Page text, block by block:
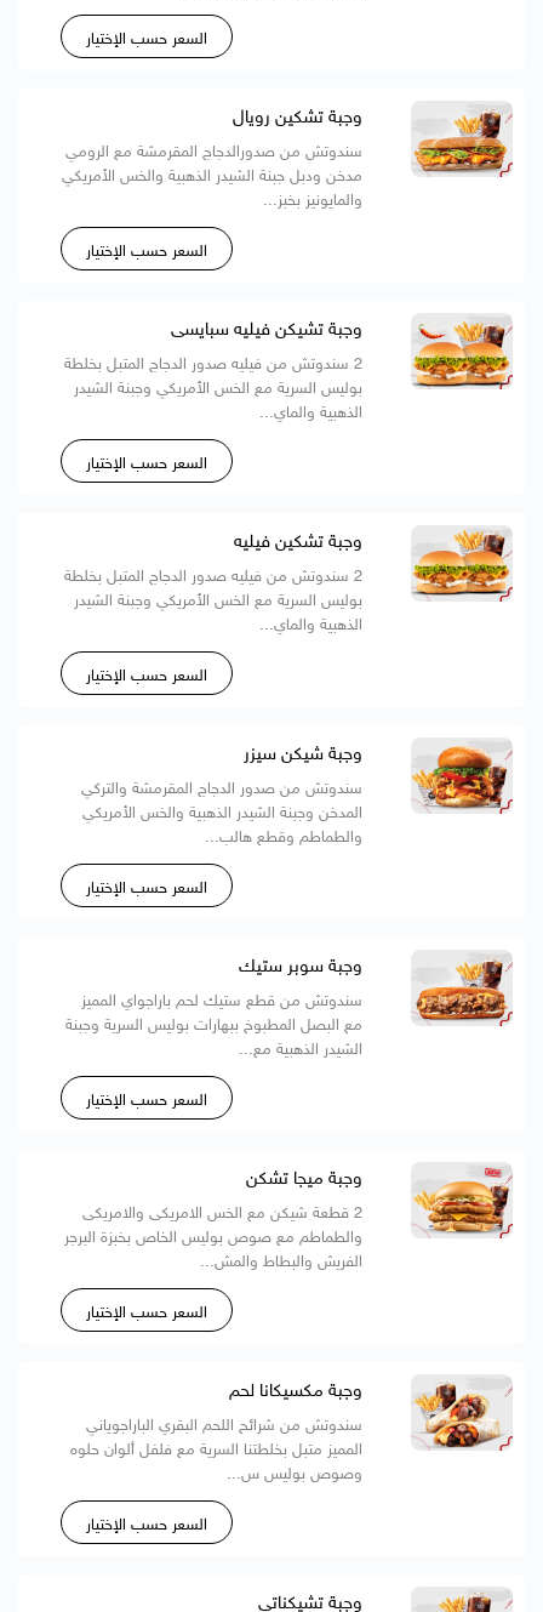
السعر حسب الإختيار
وجبة تشكين رويال
سندوتش من صدورالدجاج المقرمشة مع الرومي
مدخن ودبل جبنة الشيدر الذهبية والخس الأمريكي
والمايونيز بخبز...
السعر حسب الإختيار
وجبة تشيكن فيليه سبايسى
2 سندوتش من فيليه صدور الدجاج المتبل بخلطة
بوليس السرية مع الخس الأمريكي وجبنة الشيدر
الذهبية والماي...
السعر حسب الإختيار
وجبة تشكين فيليه
2 سندوتش من فيليه صدور الدجاج المتبل بخلطة
بوليس السرية مع الخس الأمريكي وجبنة الشيدر
الذهبية والماي...
السعر حسب الإختيار
وجبة شيكن سيزر
سندوتش من صدور الدجاج المقرمشة والتركي
المدخن وجبنة الشيدر الذهبية والخس الأمريكي
والطماطم وقطع هالب...
السعر حسب الإختيار
وجبة سوبر ستيك
سندوتش من قطع ستيك لحم باراجواي المميز
مع البصل المطبوخ ببهارات بوليس السرية وجبنة
الشيدر الذهبية مع...
السعر حسب الإختيار
وجبة ميجا تشكن
2 قطعة شيكن مع الخس الامريكى والامريكى
والطماطم مع صوص بوليس الخاص بخبزة البرجر
الفريش والبطاط والمش...
السعر حسب الإختيار
وجبة مكسيكانا لحم
سندوتش من شرائح اللحم البقري الباراجوياني
المميز متبل بخلطتنا السرية مع فلفل ألوان حلوه
وصوص بوليس س...
السعر حسب الإختيار
وجبة تشيكناتي